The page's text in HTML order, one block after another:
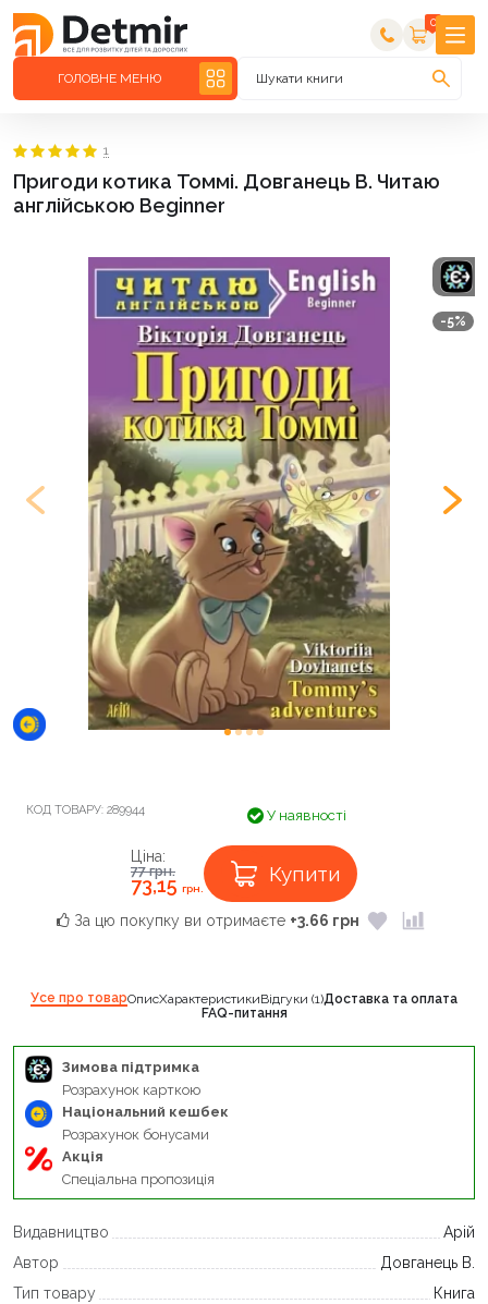
0
ГОЛОВНЕ МЕНЮ Шукати книги
Пригоди котика Томмі. Довганець В. Читаю
англійською Beginner
1
-5%
КОД ТОВАРУ: 289944 У наявності
Ціна:
77грн.
73,15 грн.
Купити
За цю покупку ви отримаєте +3.66 грн
Усе про товарОписХарактеристикиВідгуки (1)Доставка та оплата
FAQ-питання
Зимова підтримка
Розрахунок карткою
Національний кешбек
Розрахунок бонусами
Акція
Спеціальна пропозиція
Видавництво
Арій
Автор
Довганець В.
Тип товару
Книга